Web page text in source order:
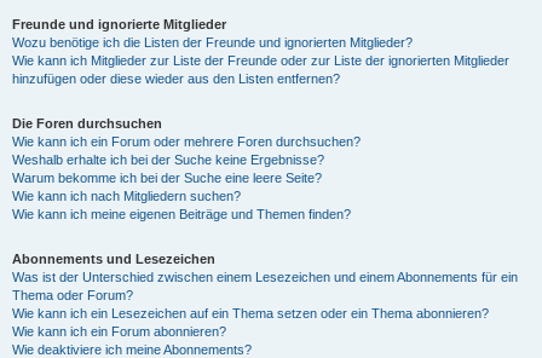
Freunde und ignorierte Mitglieder
Wozu benötige ich die Listen der Freunde und ignorierten Mitglieder?
Wie kann ich Mitglieder zur Liste der Freunde oder zur Liste der ignorierten Mitglieder
hinzufügen oder diese wieder aus den Listen entfernen?
Die Foren durchsuchen
Wie kann ich ein Forum oder mehrere Foren durchsuchen?
Weshalb erhalte ich bei der Suche keine Ergebnisse?
Warum bekomme ich bei der Suche eine leere Seite?
Wie kann ich nach Mitgliedern suchen?
Wie kann ich meine eigenen Beiträge und Themen finden?
Abonnements und Lesezeichen
Was ist der Unterschied zwischen einem Lesezeichen und einem Abonnements für ein
Thema oder Forum?
Wie kann ich ein Lesezeichen auf ein Thema setzen oder ein Thema abonnieren?
Wie kann ich ein Forum abonnieren?
Wie deaktiviere ich meine Abonnements?